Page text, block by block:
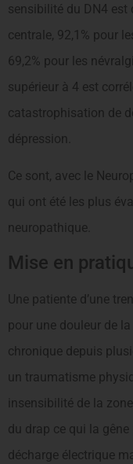
sensibilité du DN4 est
centrale, 92,1% pour
69,2% pour les
supérieur à 4 est
catastrophisation de
dépression.
Ce sont, avec le
qui ont été les plus
neuropathique.
Mise en
Une patiente d’une
pour une douleur de
chronique depuis
un traumatisme
insensibilité de la
du drap ce qui la
décharge électrique